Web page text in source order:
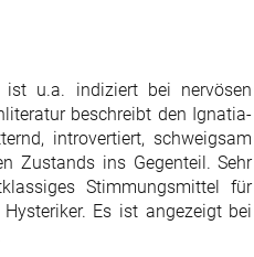
u.a. indiziert bei nervösen
beschreibt den Ignatia-
introvertiert, schweigsam
Zustands ins Gegenteil. Sehr
Stimmungsmittel für
Es ist angezeigt bei